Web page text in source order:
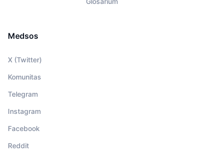
Medsos
X (Twitter)
Komunitas
Telegram
Instagram
Facebook
Reddit